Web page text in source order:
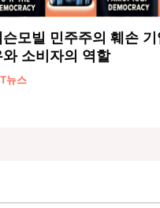
모빌 민주주의 훼손
소비자의 역할
뉴스